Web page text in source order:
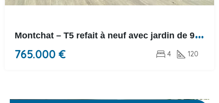
M
ontchat – T5 refait à neuf avec jardin de 90m²
765.000 € 4 120